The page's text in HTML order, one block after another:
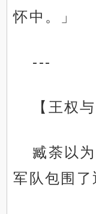
怀中。」
---
【王权
臧荼以
军队包围了